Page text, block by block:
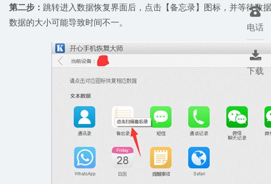
第二步： 跳转进入数据恢复界面后，点击【备忘录】图标，并等待数
数据的大小可能导致时间不一。

电话

下载